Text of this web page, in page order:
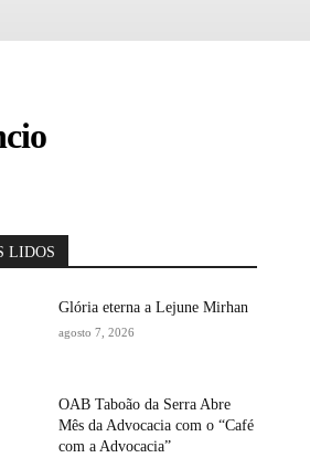
LIDOS
Glória eterna a Lejune Mirhan
agosto 7, 2026
OAB Taboão da Serra Abre
Mês da Advocacia com o “Café
com a Advocacia”